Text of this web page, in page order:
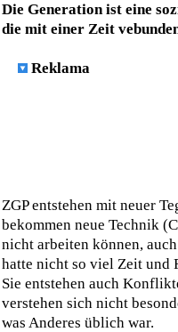
Die Generation ist eine
die mit einer Zeit
Reklama
ZGP entstehen mit neuer
bekommen neue Technik
nicht arbeiten können,
hatte nicht so viel Zeit und
Sie entstehen auch
verstehen sich nicht
was Anderes üblich war.